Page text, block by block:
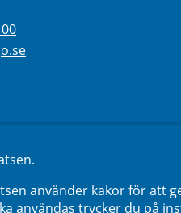
annan webbplats.
annan webbplats.
använder kakor för att
användas trycker du på